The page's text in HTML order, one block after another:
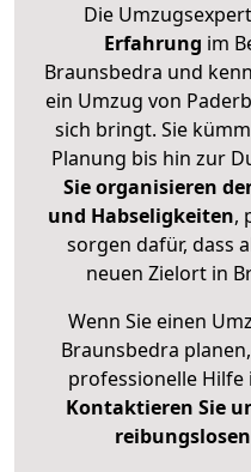
Die
Erfahrung im
Braunsbedra und
ein Umzug von
sich bringt. Sie
Planung bis hin zur
Sie organisieren
und Habseligkeiten,
sorgen dafür, dass
neuen Zielort in
Wenn Sie einen
Braunsbedra
professionelle Hilfe
Kontaktieren Sie